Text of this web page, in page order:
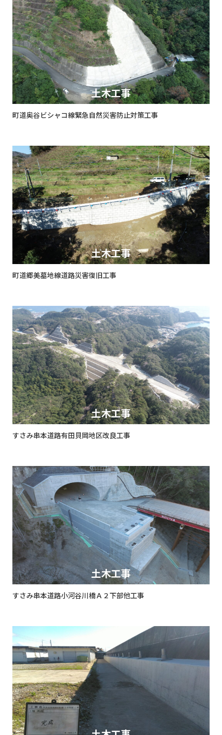
土木工事
町道奥谷ビシャコ線緊急自然災害防止対策工事
土木工事
町道郷美墓地線道路災害復旧工事
土木工事
すさみ串本道路有田貝岡地区改良工事
土木工事
すさみ串本道路小河谷川橋Ａ２下部他工事